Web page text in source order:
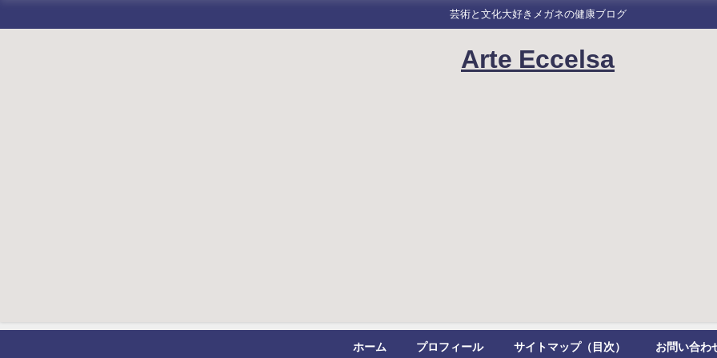
芸術と文化大好きメガネの健康ブログ
Arte Eccelsa
ホーム プロフィール サイトマップ（目次） お問い合わ